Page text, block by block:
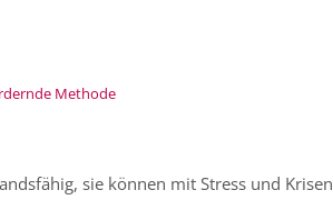
Methode:
sie können mit Stress und Krisen